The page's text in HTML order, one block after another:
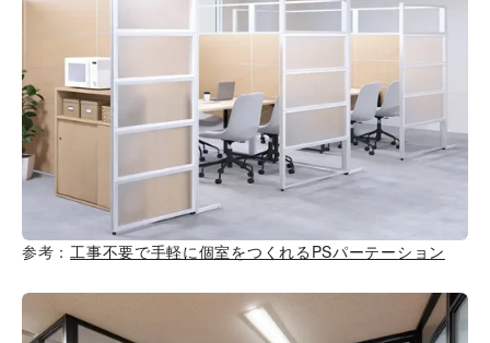
参考：工事不要で手軽に個室をつくれるPSパーテーション